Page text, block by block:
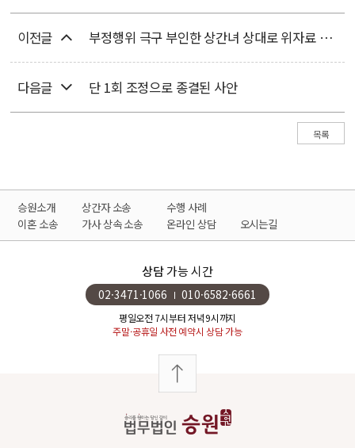
이전글 부정행위 극구 부인한 상간녀 상대로 위자료 인정된 사건
다음글 단 1회 조정으로 종결된 사안
목록
승원소개
이혼 소송
상간자 소송
가사 상속 소송
수행 사례
온라인 상담
오시는길
상담가능 시간
02·3471·1066 010·6582·6661
평일오전 7시부터 저녁9시까지
주말·공휴일 사전 예약시 상담 가능